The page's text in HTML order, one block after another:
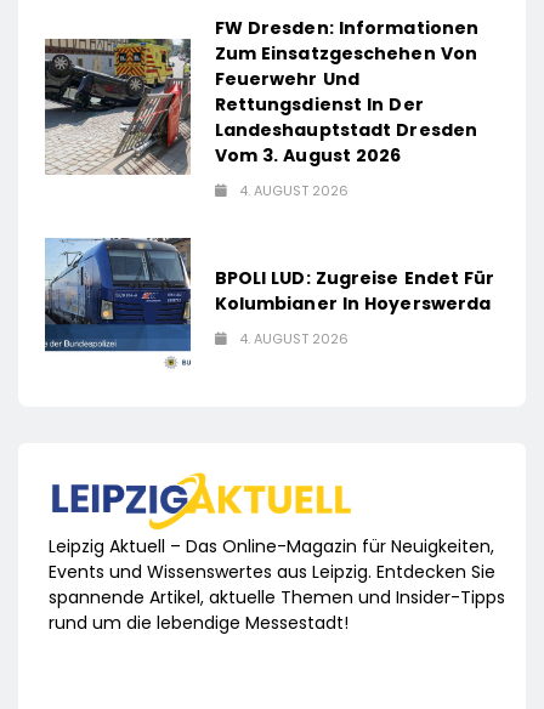
FW Dresden: Informationen
Zum Einsatzgeschehen Von
Feuerwehr Und
Rettungsdienst In Der
Landeshauptstadt Dresden
Vom 3. August 2026
4. AUGUST 2026
BPOLI LUD: Zugreise Endet Für
Kolumbianer In Hoyerswerda
4. AUGUST 2026
Leipzig Aktuell – Das Online-Magazin für Neuigkeiten,
Events und Wissenswertes aus Leipzig. Entdecken Sie
spannende Artikel, aktuelle Themen und Insider-Tipps
rund um die lebendige Messestadt!